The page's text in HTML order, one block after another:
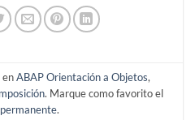
enABAP Orientación a Objetos,
. Marque como favorito el
.